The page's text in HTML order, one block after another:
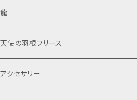
龍
天使の羽根フリース
アクセサリー